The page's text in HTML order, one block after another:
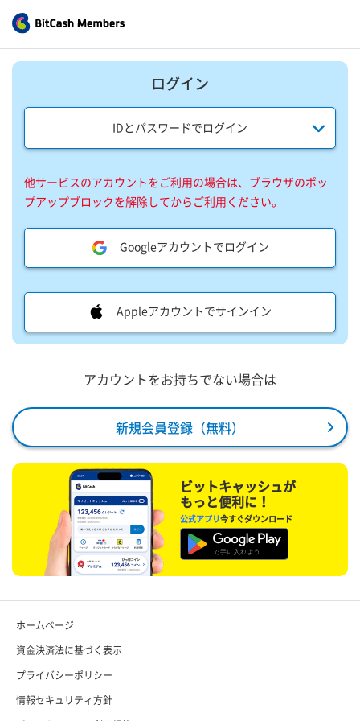
ログイン
IDとパスワードでログイン
他サービスのアカウントをご利用の場合は、ブラウザのポッ
プアップブロックを解除してからご利用ください。
Googleアカウントでログイン
Appleアカウントでサインイン
アカウントをお持ちでない場合は
新規会員登録（無料）
ビットキャッシュが
もっと便利に！
公式アプリ今すぐダウンロード
ホームページ
資金決済法に基づく表示
プライバシーポリシー
情報セキュリティ方針